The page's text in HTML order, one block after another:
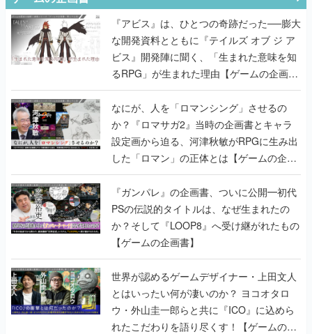
るRPG」が生まれた理由【ゲームの企画
書】
なにが、人を「ロマンシング」させるの
か？『ロマサガ2』当時の企画書とキャラ
設定画から迫る、河津秋敏がRPGに生み出
した「ロマン」の正体とは【ゲームの企画
書】
『ガンパレ』の企画書、ついに公開━初代
PSの伝説的タイトルは、なぜ生まれたの
か？そして『LOOP8』へ受け継がれたもの
【ゲームの企画書】
世界が認めるゲームデザイナー・上田文人
とはいったい何が凄いのか？ ヨコオタロ
ウ・外山圭一郎らと共に『ICO』に込めら
れたこだわりを語り尽くす！【ゲームの企
画書】
【ゲームの企画書】『ペルソナ3』を築き
上げたのは反骨心とリスペクトだった。赤